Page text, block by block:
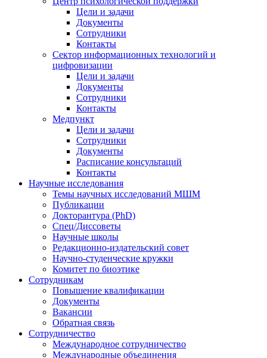
Цели и задачи
Документы
Сотрудники
Контакты
Сектор информационных технологий и
цифровизации
Цели и задачи
Документы
Сотрудники
Контакты
Медпункт
Цели и задачи
Сотрудники
Документы
Расписание консультаций
Контакты
Научные исследования
Темы научных исследований МШМ
Публикации
Докторантура (PhD)
Спец/Диссоветы
Научные школы
Редакционно-издательский совет
Научно-студенческие кружки
Комитет по биоэтике
Сотрудникам
Повышение квалификации
Документы
Вакансии
Обратная связь
Сотрудничество
Международное сотрудничество
Международные объединения